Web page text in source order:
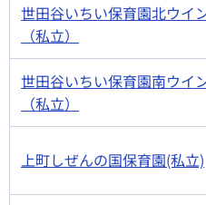
世田谷いちい保育園北ウイ
（私立）
世田谷いちい保育園南ウイ
（私立）
上町しぜんの国保育園(私立)